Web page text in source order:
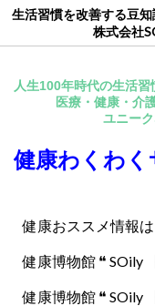
生活習慣を改善する豆
株式会社
人生100年時代の生活習
医療・健康・介護に
ユニークな取り
健康わくわく
健康おススメ情報
健康博物館 ❝ SOily
健康博物館 ❝ SOily